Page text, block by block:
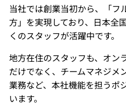
当社では創業当初から、「フ
方」を実現しており、日本全
くのスタッフが活躍中です。
地方在住のスタッフも、オン
だけでなく、チームマネジメ
業務など、本社機能を担うポ
います。